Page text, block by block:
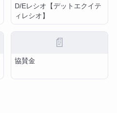
D/Eレシオ【デットエクイテ
ィレシオ】
📄
協賛金